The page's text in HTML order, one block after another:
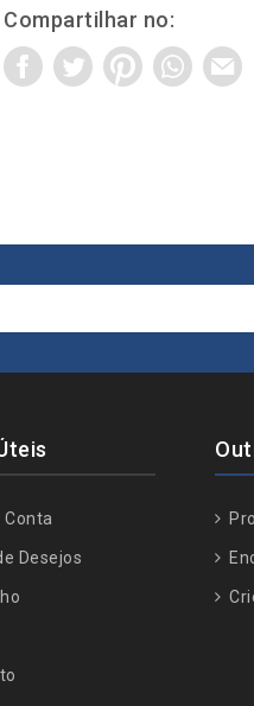
Compartilhar no:
Conta
Desejos